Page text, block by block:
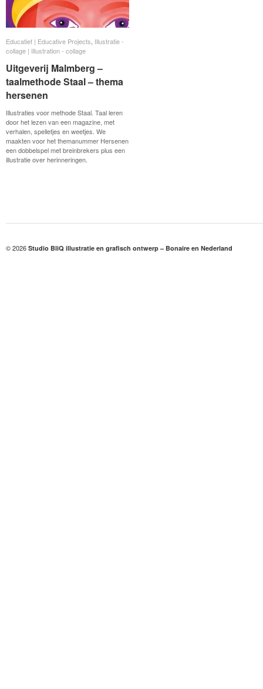
Educatief | Educative Projects Illustratie -
collage | Illustration - collage
Uitgeverij Malmberg –
taalmethode Staal – thema
hersenen
Illustraties voor methode Staal. Taal leren
door het lezen van een magazine, met
verhalen, spelletjes en weetjes. We
maakten voor het themanummer Hersenen
een dobbelspel met breinbrekers plus een
illustratie over herinneringen.
Educatief | Educative Projects Illustratie -
collage | Illustration - collage
Uitgeverij Malmberg –
taalmethode Staal – thema
hersenen
© 2026 Studio BliQ illustratie en grafisch ontwerp – Bonaire en Nederland